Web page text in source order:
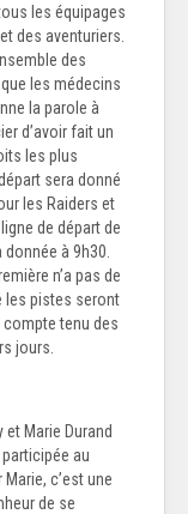
les équipages
des aventuriers.
des
les médecins
la parole à
d’avoir fait un
les plus
sera donné
les Raiders et
de départ de
à 9h30.
n’a pas de
les pistes seront
tenu des
jours.
et Marie Durand
au
c’est une
de se